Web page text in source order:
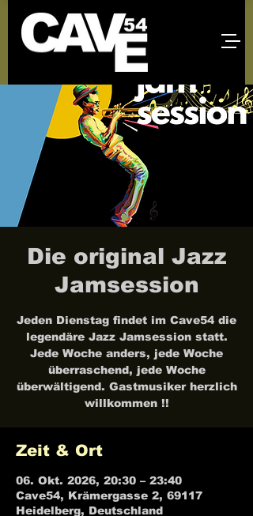
Die original Jazz
Jamsession
Jeden Dienstag findet im Cave54 die
legendäre Jazz Jamsession statt.
Jede Woche anders, jede Woche
überraschend, jede Woche
überwältigend. Gastmusiker herzlich
willkommen !!
Zeit & Ort
06. Okt. 2026, 20:30 – 23:40
Cave54, Krämergasse 2, 69117
Heidelberg, Deutschland